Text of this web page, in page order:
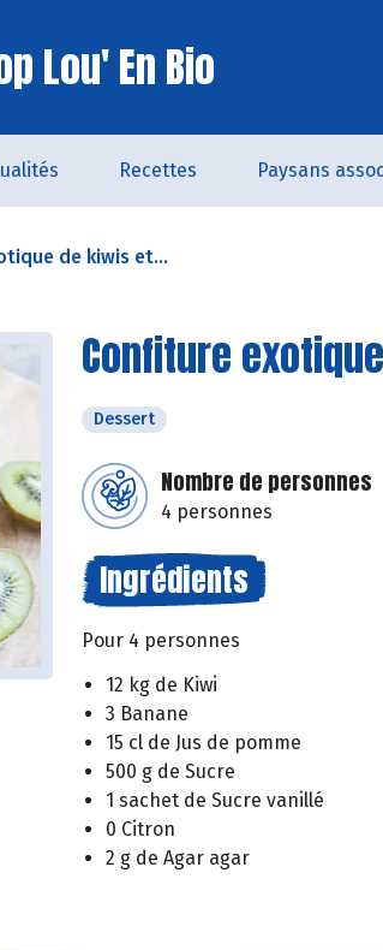
Lou' En Bio
Recettes Paysans
de kiwis et...
Confiture
Dessert
Nombre de personnes
4 personnes
Ingrédients
Pour 4 personnes
12 kg de Kiwi
3 Banane
15 cl de Jus de pomme
500 g de Sucre
1 sachet de Sucre vanillé
0 Citron
2 g de Agar agar